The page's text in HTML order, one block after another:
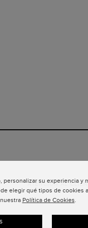
su experiencia y
elegir qué tipos de cookies
Política de Cookies.
ATENCIÓN AL